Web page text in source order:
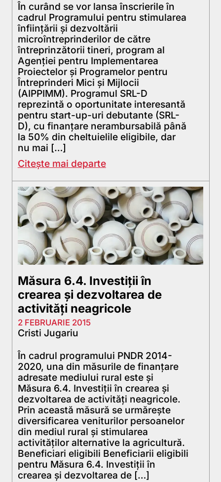
În curând se vor lansa înscrierile în
cadrul Programului pentru stimularea
înființării și dezvoltării
microîntreprinderilor de către
întreprinzătorii tineri, program al
Agenției pentru Implementarea
Proiectelor și Programelor pentru
Întreprinderi Mici și Mijlocii
(AIPPIMM). Programul SRL-D
reprezintă o oportunitate interesantă
pentru start-up-uri debutante (SRL-
D), cu finanțare nerambursabilă până
la 50% din cheltuielile eligibile, dar
nu mai […]
Citește mai departe
Măsura 6.4. Investiţii în
crearea şi dezvoltarea de
activităţi neagricole
2 FEBRUARIE 2015
Cristi Jugariu
În cadrul programului PNDR 2014-
2020, una din măsurile de finanțare
adresate mediului rural este și
Măsura 6.4. Investiţii în crearea şi
dezvoltarea de activităţi neagricole.
Prin această măsură se urmărește
diversificarea veniturilor persoanelor
din mediul rural și stimularea
activităților alternative la agricultură.
Beneficiari eligibili Beneficiarii eligibili
pentru Măsura 6.4. Investiţii în
crearea şi dezvoltarea de […]